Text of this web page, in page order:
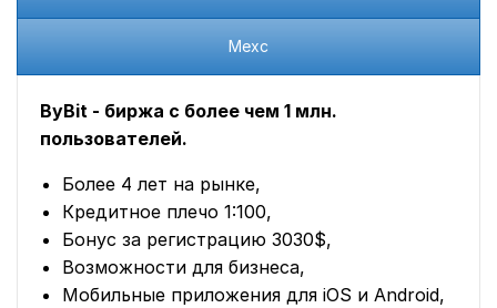
Mexc
ByBit - биржа с более чем 1 млн.
пользователей.
Более 4 лет на рынке,
Кредитное плечо 1:100,
Бонус за регистрацию 3030$,
Возможности для бизнеса,
Мобильные приложения для iOS и Android,